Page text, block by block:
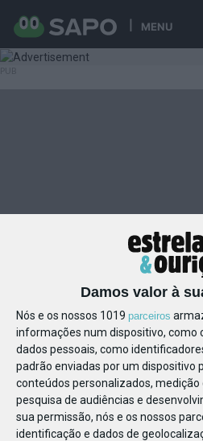
Damos valor à
Nós e os nossos 1019 parceiros
informações num dispositivo, como
dados pessoais, como
padrão enviadas por um dispositivo
conteúdos personalizados, medição
pesquisa de audiências e
sua permissão, nós e os nossos
identificação e dados de
MENU